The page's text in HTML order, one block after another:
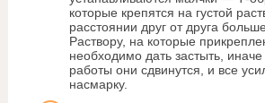
которые крепятся на густой
расстоянии друг от друга
Раствору, на которые
необходимо дать застыть,
работы они сдвинутся, и все
насмарку.